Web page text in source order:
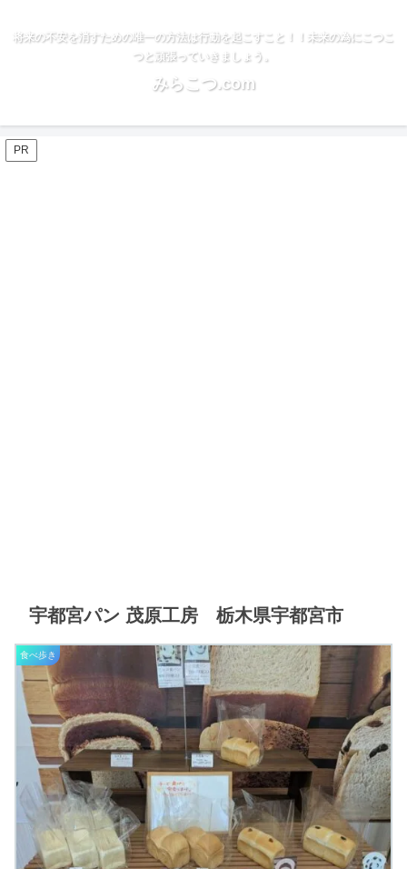
将来の不安を消すための唯一の方法は行動を起こすこと！！未来の為にこつこ
つと頑張っていきましょう。
みらこつ.com
PR
宇都宮パン 茂原工房 栃木県宇都宮市
食べ歩き